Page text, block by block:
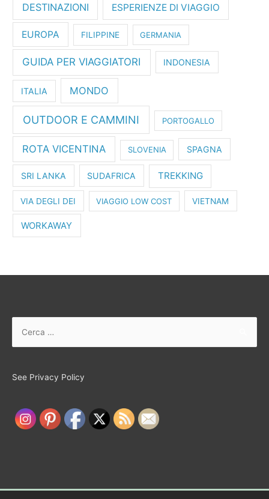
DESTINAZIONI ESPERIENZE DI VIAGGIO
EUROPA FILIPPINE GERMANIA
GUIDA PER VIAGGIATORI INDONESIA
ITALIA MONDO
OUTDOOR E CAMMINI PORTOGALLO
ROTA VICENTINA SLOVENIA SPAGNA
SRI LANKA SUDAFRICA TREKKING
VIA DEGLI DEI VIAGGIO LOW COST VIETNAM
WORKAWAY
See Privacy Policy